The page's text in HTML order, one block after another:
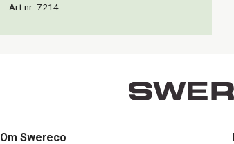
Art.nr: 7214
Om Swereco